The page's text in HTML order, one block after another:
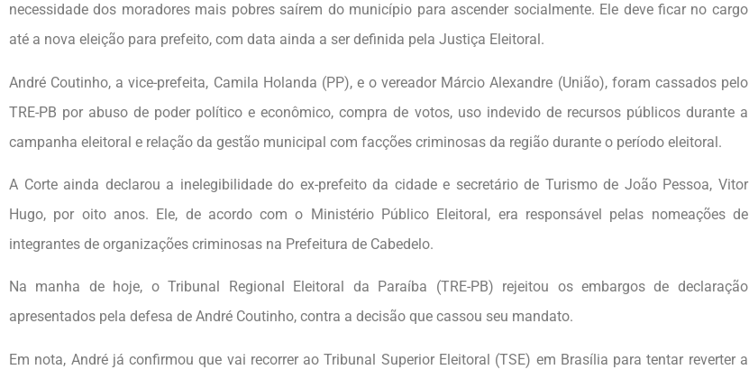
necessidade dos moradores mais pobres saírem do município para ascender socialmente. Ele deve ficar no cargo
até a nova eleição para prefeito, com data ainda a ser definida pela Justiça Eleitoral.
André Coutinho, a vice-prefeita, Camila Holanda (PP), e o vereador Márcio Alexandre (União), foram cassados pelo
TRE-PB por abuso de poder político e econômico, compra de votos, uso indevido de recursos públicos durante a
campanha eleitoral e relação da gestão municipal com facções criminosas da região durante o período eleitoral.
A Corte ainda declarou a inelegibilidade do ex-prefeito da cidade e secretário de Turismo de João Pessoa, Vitor
Hugo, por oito anos. Ele, de acordo com o Ministério Público Eleitoral, era responsável pelas nomeações de
integrantes de organizações criminosas na Prefeitura de Cabedelo.
Na manha de hoje, o Tribunal Regional Eleitoral da Paraíba (TRE-PB) rejeitou os embargos de declaração
apresentados pela defesa de André Coutinho, contra a decisão que cassou seu mandato.
Em nota, André já confirmou que vai recorrer ao Tribunal Superior Eleitoral (TSE) em Brasília para tentar reverter a